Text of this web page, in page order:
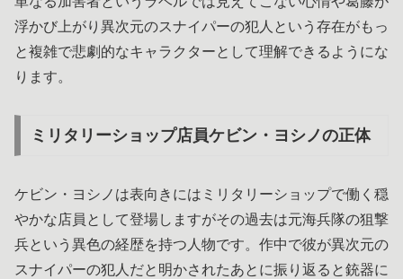
浮かび上がり異次元のスナイパーの犯人という存在がもっ
と複雑で悲劇的なキャラクターとして理解できるようにな
ります。
ミリタリーショップ店員ケビン・ヨシノの正体
ケビン・ヨシノは表向きにはミリタリーショップで働く穏
やかな店員として登場しますがその過去は元海兵隊の狙撃
兵という異色の経歴を持つ人物です。作中で彼が異次元の
スナイパーの犯人だと明かされたあとに振り返ると銃器に